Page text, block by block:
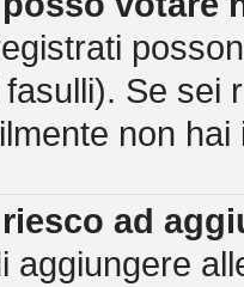
Se sei
non hai
ad
aggiungere